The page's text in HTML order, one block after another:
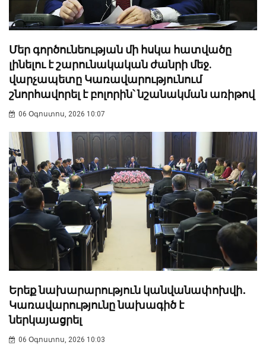
Մեր գործունեության մի հսկա հատվածը
լինելու է շարունակական ժանրի մեջ.
վարչապետը Կառավարությունում
շնորհավորել է բոլորին՝ նշանակման առիթով
06 Օգոստոս, 2026 10:07
Երեք նախարարություն կանվանափոխվի․
Կառավարությունը նախագիծ է
ներկայացրել
06 Օգոստոս, 2026 10:03